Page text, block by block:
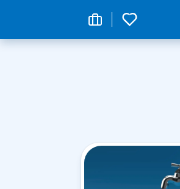
0